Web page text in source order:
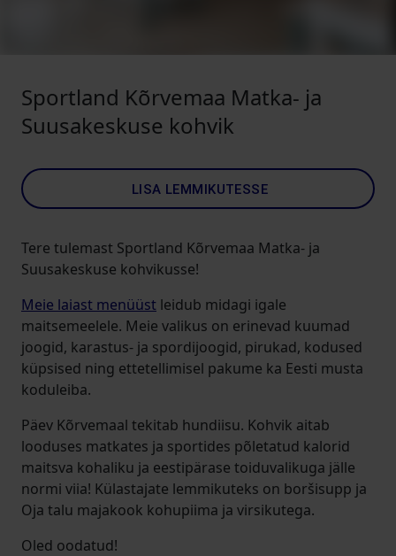
Sportland Kõrvemaa Matka- ja
Suusakeskuse kohvik
LISA LEMMIKUTESSE
Tere tulemast Sportland Kõrvemaa Matka- ja
Suusakeskuse kohvikusse!
Meie laiast menüüst leidub midagi igale
maitsemeelele. Meie valikus on erinevad kuumad
joogid, karastus- ja spordijoogid, pirukad, kodused
küpsised ning ettetellimisel pakume ka Eesti musta
koduleiba.
Päev Kõrvemaal tekitab hundiisu. Kohvik aitab
looduses matkates ja sportides põletatud kalorid
maitsva kohaliku ja eestipärase toiduvalikuga jälle
normi viia! Külastajate lemmikuteks on boršisupp ja
Oja talu majakook kohupiima ja virsikutega.
Oled oodatud!